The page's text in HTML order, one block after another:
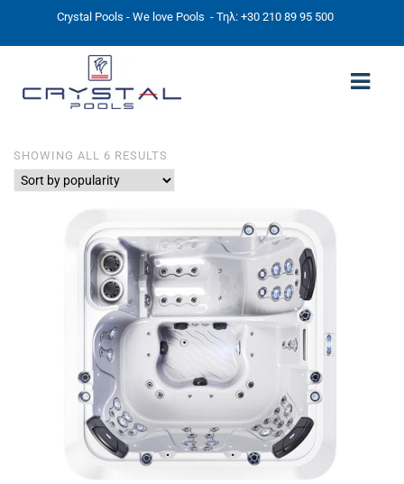
Crystal Pools - We love Pools - Τηλ: +30 210 89 95 500
ΑΡΧΙΚΉ
ΠΙΣΙΝΕΣ ΠΡΟΚΑΤ (ΑΔΕΙΑ ΜΙΚΡΗΣ ΚΛΙΜΑΚΑΣ)
ΥΠΕΡΓΕΙΕΣ – ΧΩΡΙΣ ΑΔΕΙΑ
ΠΙΣΙΝΕΣ ΜΠΕΤΟΝ
ΠΙΣΙΝΑ SKIMMER
ΠΙΣΙΝΑ ΜΕ ΥΠΕΡΧΕΙΛΙΣΗ
ΠΙΣΙΝΑ ΜΕ ΚΑΤΑΡΡΑΚΤΗ
SHOWING ALL 6 RESULTS
BY